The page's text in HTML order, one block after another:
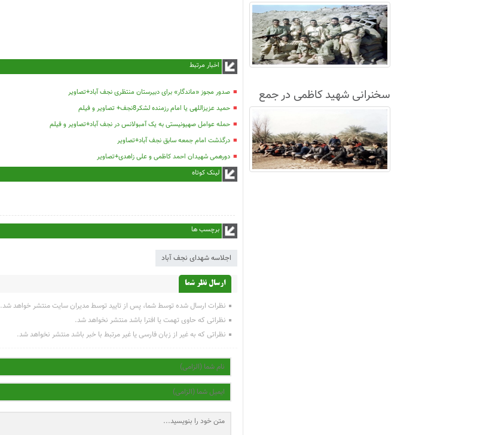
اخبار مرتبط
صدور مجوز «ماندگار» برای دبیرستان منتظری نجف آباد+تصاویر
حمید عزیزاللهی یا امام رزمنده لشکر8نجف+ تصاویر و فیلم
حمله عوامل صهیونیستی به یک آمبولانس در نجف آباد+تصاویر و فیلم
درگذشت امام جمعه سابق نجف آباد+تصاویر
دورهمی شهیدان احمد کاظمی و علی زاهدی+تصاویر
لینک کوتاه
برچسب ها
اجلاسه شهدای نجف آباد
ارسال نظر شما
نظرات ارسال شده توسط شما، پس از تایید توسط مدیران سایت منتشر خواهد شد.
نظراتی که حاوی تهمت یا افترا باشد منتشر نخواهد شد.
نظراتی که به غیر از زبان فارسی یا غیر مرتبط با خبر باشد منتشر نخواهد شد.
سخنرانی شهید کاظمی در جمع
غواصان لشکر8+فیلم